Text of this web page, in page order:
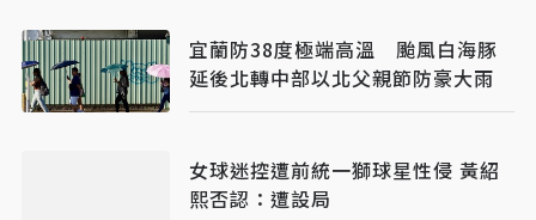
宜蘭防38度極端高溫 颱風白海豚
延後北轉中部以北父親節防豪大雨
女球迷控遭前統一獅球星性侵 黃紹
熙否認：遭設局